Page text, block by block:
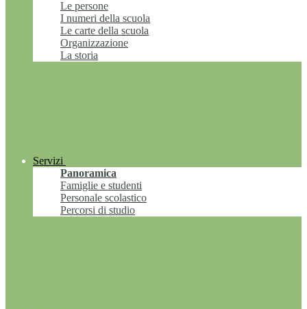
Le persone
I numeri della scuola
Le carte della scuola
Organizzazione
La storia
Servizi
Panoramica
Famiglie e studenti
Personale scolastico
Percorsi di studio